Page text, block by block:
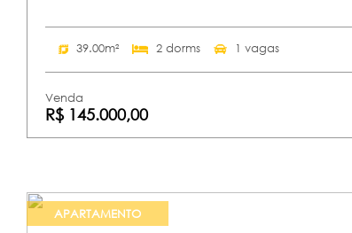
39.00m² 2 dorms 1 vagas
Venda
R$ 145.000,00
APARTAMENTO